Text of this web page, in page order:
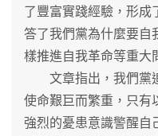
了豐富實踐經驗，形成
答了我們黨為什麼要自
樣推進自我革命等重大
文章指出，我們黨
使命艱巨而繁重，只有
強烈的憂患意識警醒自